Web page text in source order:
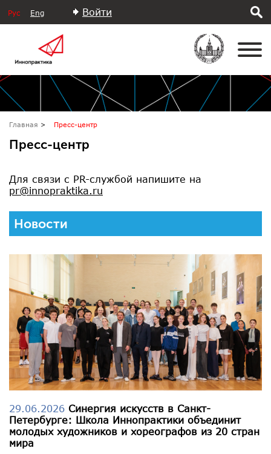
Рус Eng Войти
Главная Пресс-центр
Пресс-центр
Для связи с PR-службой напишите на
pr@innopraktika.ru
Новости
29.06.2026 Синергия искусств в Санкт-
Петербурге: Школа Иннопрактики объединит
молодых художников и хореографов из 20 стран
мира